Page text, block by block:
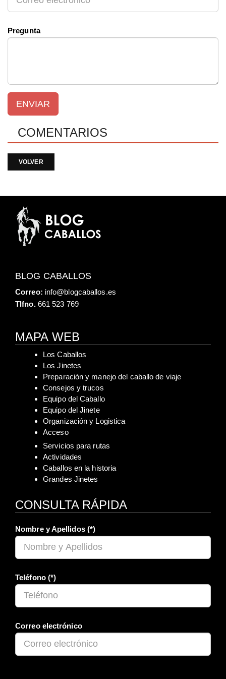
Pregunta
ENVIAR
COMENTARIOS
VOLVER
BLOG CABALLOS
Correo: info@blogcaballos.es
Tlfno. 661 523 769
MAPA WEB
Los Caballos
Los Jinetes
Preparación y manejo del caballo de viaje
Consejos y trucos
Equipo del Caballo
Equipo del Jinete
Organización y Logistica
Acceso
Servicios para rutas
Actividades
Caballos en la historia
Grandes Jinetes
CONSULTA RÁPIDA
Nombre y Apellidos (*)
Teléfono (*)
Correo electrónico